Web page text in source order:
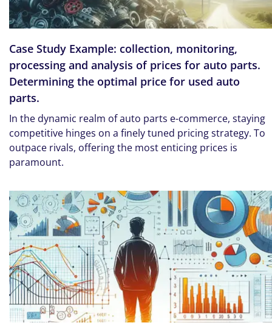
Case Study Example: collection, monitoring,
processing and analysis of prices for auto parts.
Determining the optimal price for used auto
parts.
In the dynamic realm of auto parts e-commerce, staying
competitive hinges on a finely tuned pricing strategy. To
outpace rivals, offering the most enticing prices is
paramount.